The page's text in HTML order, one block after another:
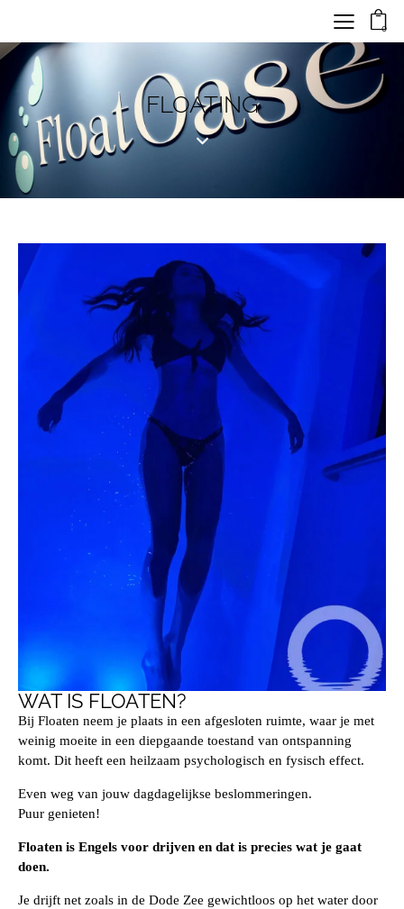
0
FLOATING
WAT IS FLOATEN?
Bij Floaten neem je plaats in een afgesloten ruimte, waar je met
weinig moeite in een diepgaande toestand van ontspanning
komt. Dit heeft een heilzaam psychologisch en fysisch effect.
Even weg van jouw dagdagelijkse beslommeringen.
Puur genieten!
Floaten is Engels voor drijven en dat is precies wat je gaat
doen.
Je drijft net zoals in de Dode Zee gewichtloos op het water door